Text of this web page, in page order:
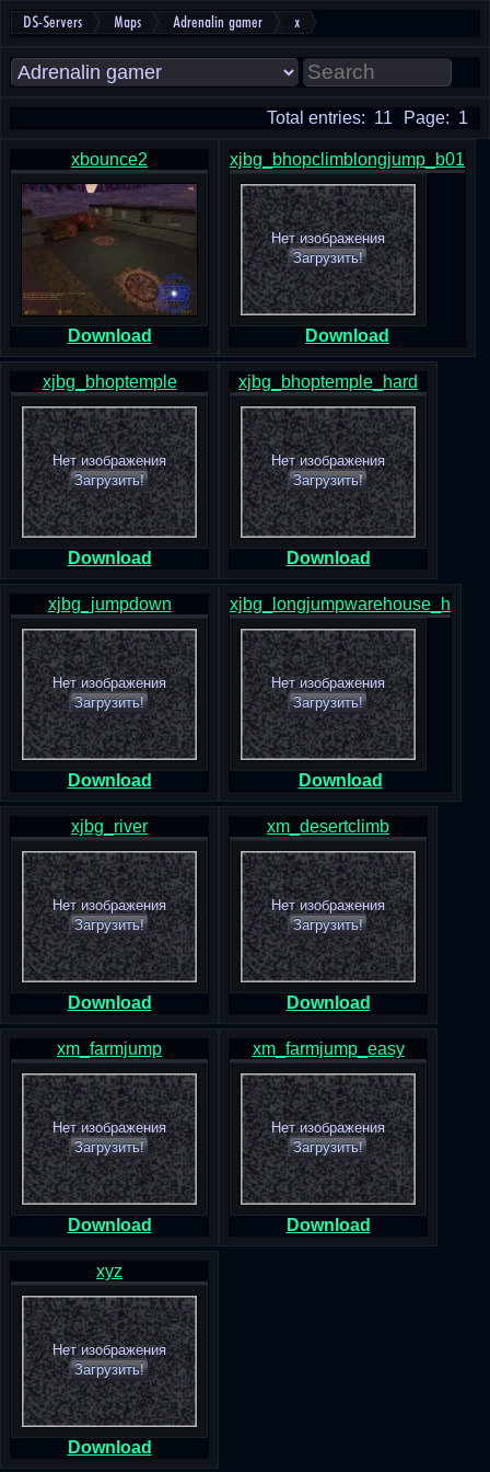
DS-Servers Maps Adrenalin gamer x
Page: 1
Total entries: 11
xbounce2
Download
xjbg_bhopclimblongjump_b01
Нет изображения
Загрузить!
Download
xjbg_bhoptemple
Нет изображения
Загрузить!
Download
xjbg_bhoptemple_hard
Нет изображения
Загрузить!
Download
xjbg_jumpdown
Нет изображения
Загрузить!
Download
xjbg_longjumpwarehouse_h
Нет изображения
Загрузить!
Download
xjbg_river
Нет изображения
Загрузить!
Download
xm_desertclimb
Нет изображения
Загрузить!
Download
xm_farmjump
Нет изображения
Загрузить!
Download
xm_farmjump_easy
Нет изображения
Загрузить!
Download
xyz
Нет изображения
Загрузить!
Download